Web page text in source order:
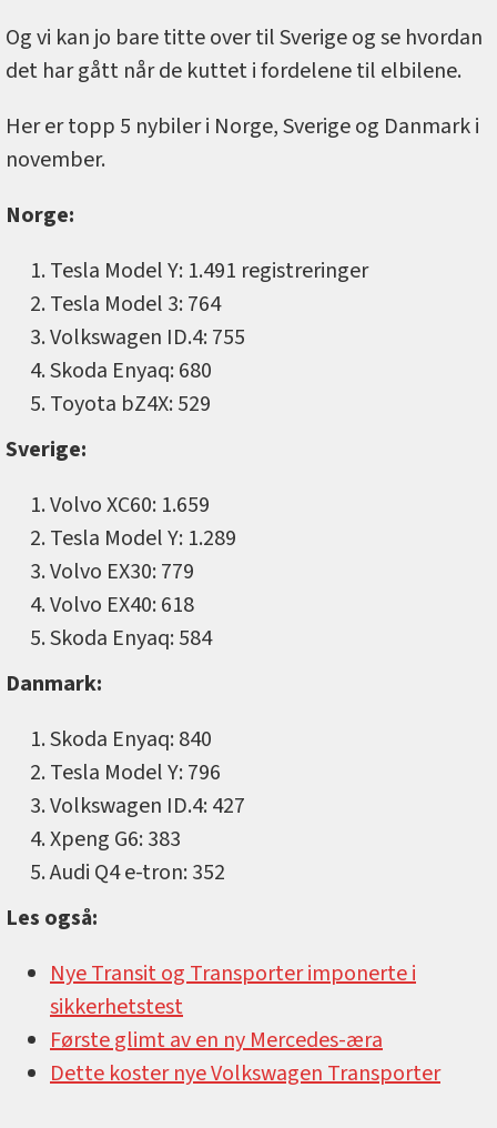
Og vi kan jo bare titte over til Sverige og se hvordan
det har gått når de kuttet i fordelene til elbilene.
Her er topp 5 nybiler i Norge, Sverige og Danmark i
november.
Norge:
Tesla Model Y: 1.491 registreringer
Tesla Model 3: 764
Volkswagen ID.4: 755
Skoda Enyaq: 680
Toyota bZ4X: 529
Sverige:
Volvo XC60: 1.659
Tesla Model Y: 1.289
Volvo EX30: 779
Volvo EX40: 618
Skoda Enyaq: 584
Danmark:
Skoda Enyaq: 840
Tesla Model Y: 796
Volkswagen ID.4: 427
Xpeng G6: 383
Audi Q4 e-tron: 352
Les også:
Nye Transit og Transporter imponerte i
sikkerhetstest
Første glimt av en ny Mercedes-æra
Dette koster nye Volkswagen Transporter